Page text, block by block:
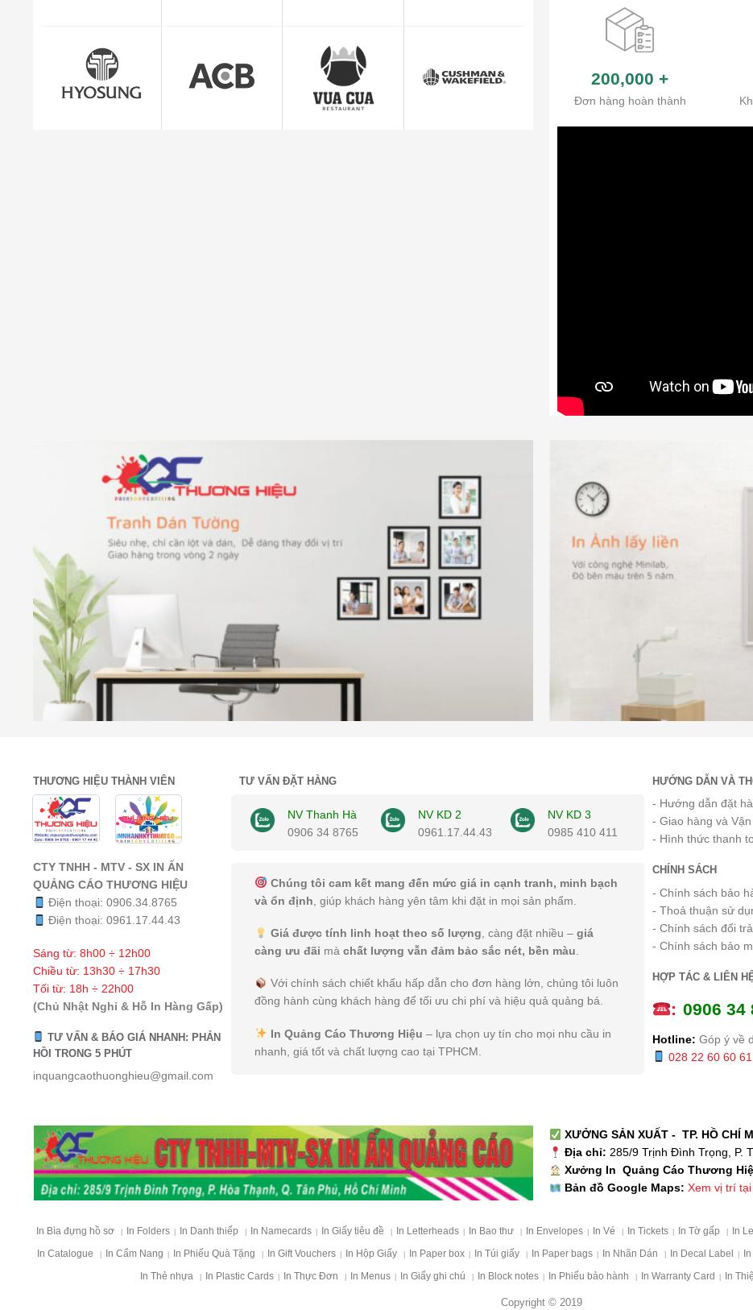
200,000 +
Đơn hàng hoàn thành
THƯƠNG HIỆU THÀNH VIÊN
CTY TNHH - MTV - SX IN ẤN
QUẢNG CÁO THƯƠNG HIỆU
Điện thoại:0906.34.8765
Điện thoại:0961.17.44.43
Sáng từ: 8h00 ÷ 12h00
Chiều từ: 13h30 ÷ 17h30
Tối từ: 18h ÷ 22h00
(Chủ Nhật Nghỉ & Hỗ In Hàng Gấp)
TƯ VẤN & BÁO GIÁ NHANH: PHẢN
HỒI TRONG 5 PHÚT
inquangcaothuonghieu@gmail.com
TƯ VẤN ĐẶT HÀNG
NV Thanh Hà
0906 34 8765
NV KD 2
0961.17.44.43
NV KD 3
0985 410 411
Chúng tôi cam kết mang đến mức giá in cạnh tranh, minh bạch
và ổn định , giúp khách hàng yên tâm khi đặt in mọi sản phẩm.
Giá được tính linh hoạt theo số lượng, càng đặt nhiều – giá
càng ưu đãi màchất lượng vẫn đảm bảo sắc nét, bền màu.
Với chính sách chiết khấu hấp dẫn cho đơn hàng lớn, chúng tôi luôn
đồng hành cùng khách hàng để tối ưu chi phí và hiệu quả quảng bá.
In Quảng Cáo Thương Hiệu – lựa chọn uy tín cho mọi nhu cầu in
nhanh, giá tốt và chất lượng cao tại TPHCM.
HƯỚNG DẪN VÀ
- Hướng dẫn đặt
- Giao hàng và
- Hình thức thanh
CHÍNH SÁCH
- Chính sách bảo
- Thoả thuận sử
- Chính sách đổi
- Chính sách bảo
HỢP TÁC & LIÊN
: 0906 34
Hotline: Góp ý về
028 22 60 60 61
XƯỞNG SẢN XUẤT - TP. HỒ CHÍ
Địa chỉ: 285/9 Trịnh Đình Trọng, P.
Xưởng In Quảng Cáo Thương
Bản đồ Google Maps: Xem vị trí
In Bìa đựng hồ sơ In Folders In Danh thiếp In Namecards In Giấy tiêu đề In Letterheads In Bao thư In Envelopes In Vé In Tickets In Tờ gấp In
In Catalogue In Cẩm Nang In Phiếu Quà Tặng In Gift Vouchers In Hộp Giấy In Paper box In Túi giấy In Paper bags In Nhãn Dán In Decal Label
In Thẻ nhựa In Plastic Cards In Thực Đơn In Menus In Giấy ghi chú In Block notes In Phiếu bảo hành In Warranty Card In
Copyright © 2019